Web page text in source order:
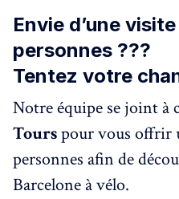
Envie d’une
personnes ???
Tentez votre
Notre équipe se joint à
Tourspour vous offrir
personnes afin de
Barcelone à vélo.